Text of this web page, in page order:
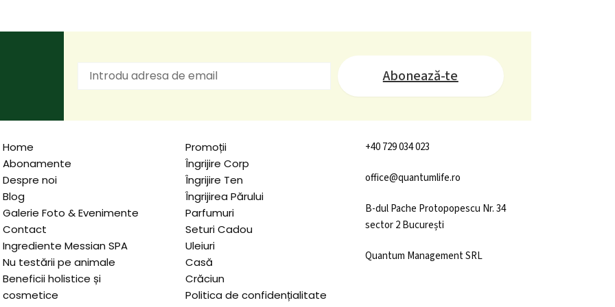
Abonează-te
Home
Abonamente
Despre noi
Blog
Galerie Foto & Evenimente
Contact
Ingrediente Messian SPA
Nu testării pe animale
Beneficii holistice și
cosmetice
Promoții
Îngrijire Corp
Îngrijire Ten
Îngrijirea Părului
Parfumuri
Seturi Cadou
Uleiuri
Casă
Crăciun
Politica de confidențialitate
+40 729 034 023
office@quantumlife.ro
B-dul Pache Protopopescu Nr. 34
sector 2 București
Quantum Management SRL